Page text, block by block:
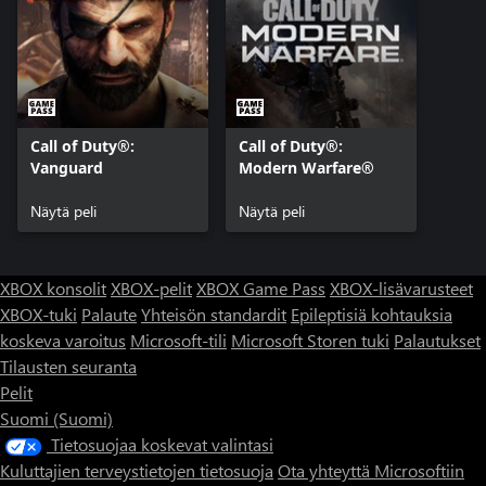
Activision Publishing, Inc. Kaikki muut tavaramerkit ja tuotenimet
ovat omistajiensa omaisuutta. Tämä tuote sisältää
ohjelmistoteknologiaa, joka on lisensoitu Id Softwarelta ('Id:n
teknologia'). Id:n teknologian © 1999-2022 Id Software, Inc.
Call of Duty®:
Vanguard
Näytä peli
Call of Duty®:
Modern Warfare®
Näytä peli
XBOX konsolitXBOX-pelitXBOX Game Pass XBOX-lisävarusteet
XBOX-tuki PalauteYhteisön standardit Epileptisiä kohtauksia
koskeva varoitus Microsoft-tili Microsoft Storen tuki Palautukset
Tilausten seuranta
Pelit
Suomi (Suomi)
Tietosuojaa koskevat valintasi
Kuluttajien terveystietojen tietosuoja Ota yhteyttä Microsoftiin